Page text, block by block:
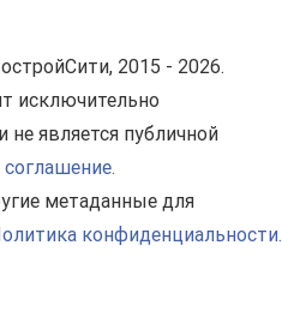
2015 - 2026.
исключительно
является публичной
метаданные для
конфиденциальности.